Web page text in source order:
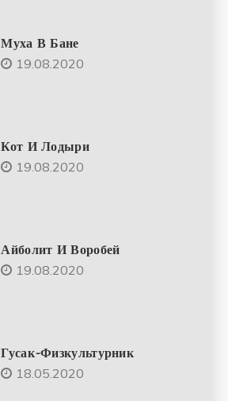
Муха В Бане
19.08.2020
Кот И Лодыри
19.08.2020
Айболит И Воробей
19.08.2020
Гусак-Физкультурник
18.05.2020